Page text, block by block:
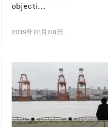
objecti...
2019年01月08日